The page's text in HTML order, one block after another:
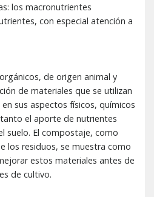
los macronutrientes
con especial atención a
de origen animal y
de materiales que se utilizan
sus aspectos físicos, químicos
el aporte de nutrientes
suelo. El compostaje, como
los residuos, se muestra como
estos materiales antes de
de cultivo.